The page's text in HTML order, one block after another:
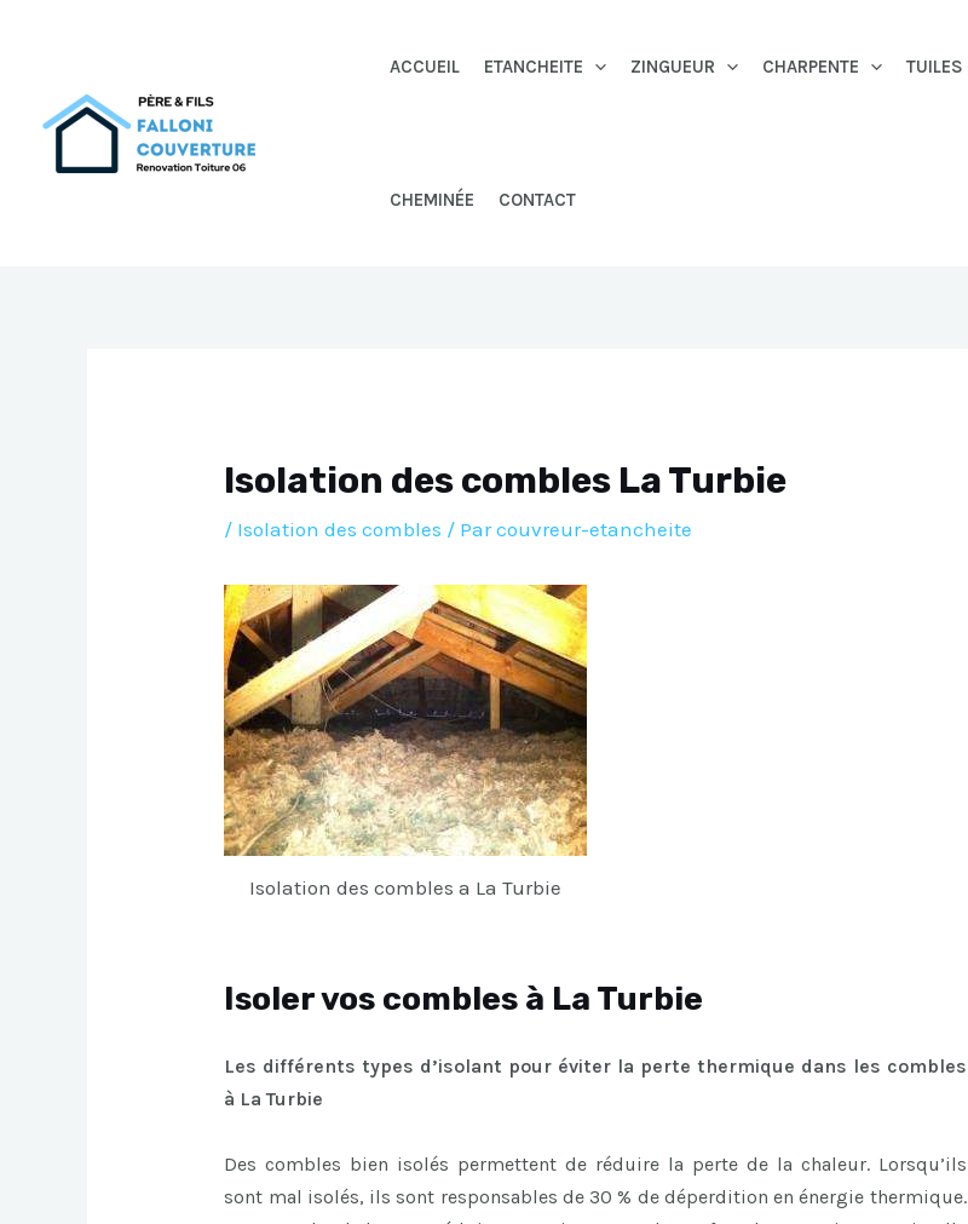
ACCUEIL ETANCHEITE ZINGUEUR CHARPENTE TUILES
CHEMINÉE CONTACT
Isolation des combles La Turbie
/ Isolation des combles / Parcouvreur-etancheite
Isolation des combles a La Turbie
Isoler vos combles à La Turbie
Les différents types d’isolant pour éviter la perte thermique dans les combles
à La Turbie
Des combles bien isolés permettent de réduire la perte de la chaleur. Lorsqu’ils
sont mal isolés, ils sont responsables de 30 % de déperdition en énergie thermique.